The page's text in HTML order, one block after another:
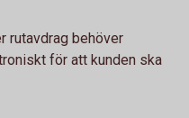
rutavdrag behöver
för att kunden ska